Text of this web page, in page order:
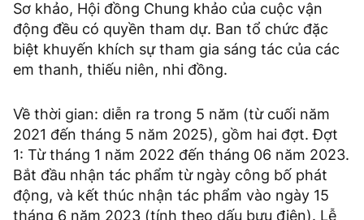
Sơ khảo, Hội đồng Chung khảo của cuộc vận
động đều có quyền tham dự. Ban tổ chức đặc
biệt khuyến khích sự tham gia sáng tác của các
em thanh, thiếu niên, nhi đồng.
Về thời gian: diễn ra trong 5 năm (từ cuối năm
2021 đến tháng 5 năm 2025), gồm hai đợt. Đợt
1: Từ tháng 1 năm 2022 đến tháng 06 năm 2023.
Bắt đầu nhận tác phẩm từ ngày công bố phát
động, và kết thúc nhận tác phẩm vào ngày 15
tháng 6 năm 2023 (tính theo dấu bưu điện). Lễ